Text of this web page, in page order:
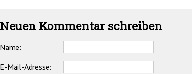
Neuen Kommentar schreiben
Name:
E-Mail-Adresse: